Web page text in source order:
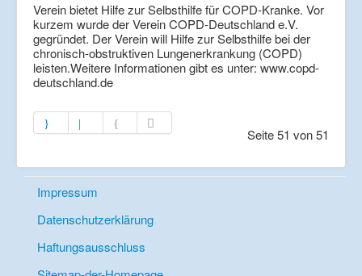
Verein bietet Hilfe zur Selbsthilfe für COPD-Kranke. Vor
kurzem wurde der Verein COPD-Deutschland e.V.
gegründet. Der Verein will Hilfe zur Selbsthilfe bei der
chronisch-obstruktiven Lungenerkrankung (COPD)
leisten.Weitere Informationen gibt es unter: www.copd-
deutschland.de
Seite 51 von 51
Impressum
Datenschutzerklärung
Haftungsausschluss